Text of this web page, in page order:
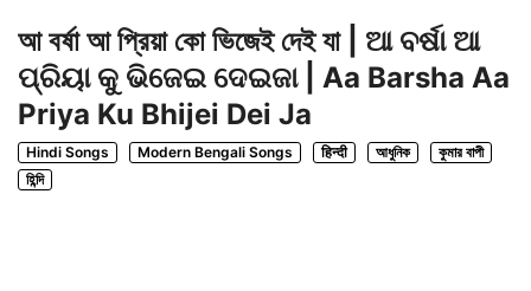
আ বর্ষা আ প্রিয়া কো ভিজেই দেই যা | ଆ ବର୍ଷା ଆ
ପ୍ରିୟା କୁ ଭିଜେଇ ଦେଇଜା | Aa Barsha Aa
Priya Ku Bhijei Dei Ja
Hindi Songs Modern Bengali Songs हिन्दी আধুনিক
কুমার বাপী
হিন্দি